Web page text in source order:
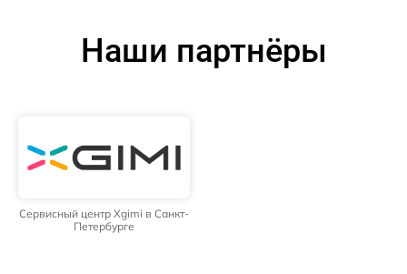
Наши партнёры
Сервисный центр Xgimi в Санкт-
Петербурге